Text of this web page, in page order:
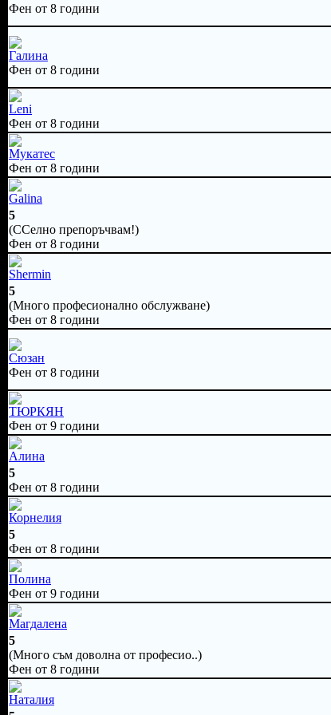
Фен от 8 години
Галина
Фен от 8 години
Leni
Фен от 8 години
Мукатес
Фен от 8 години
Galina
5
(ССелно препоръчвам!)
Фен от 8 години
Shermin
5
(Много професионално обслужване)
Фен от 8 години
Сюзан
Фен от 8 години
TЮРКЯН
Фен от 9 години
Алина
5
Фен от 8 години
Корнелия
5
Фен от 8 години
Полина
Фен от 9 години
Магдалена
5
(Много съм доволна от професио..)
Фен от 8 години
Наталия